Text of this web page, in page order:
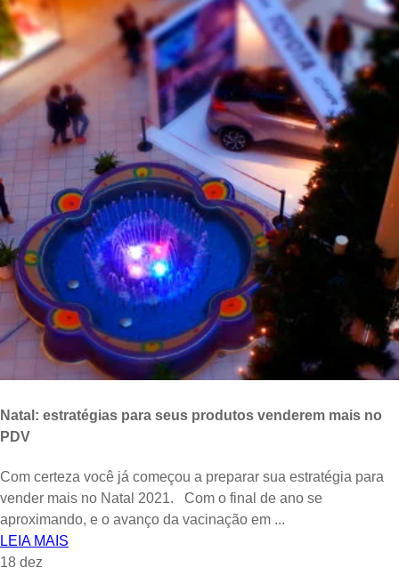
Natal: estratégias para seus produtos venderem mais no
PDV
Com certeza você já começou a preparar sua estratégia para
vender mais no Natal 2021. Com o final de ano se
aproximando, e o avanço da vacinação em ...
LEIA MAIS
18 dez